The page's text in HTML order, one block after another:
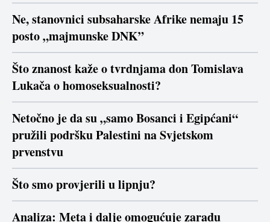
Ne, stanovnici subsaharske Afrike nemaju 15
posto „majmunske DNK”
Što znanost kaže o tvrdnjama don Tomislava
Lukača o homoseksualnosti?
Netočno je da su „samo Bosanci i Egipćani“
pružili podršku Palestini na Svjetskom
prvenstvu
Što smo provjerili u lipnju?
Analiza: Meta i dalje omogućuje zaradu